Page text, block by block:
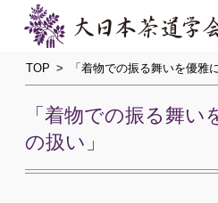
TOP 「着物での振る舞いを優雅
「着物での振る舞
の扱い」